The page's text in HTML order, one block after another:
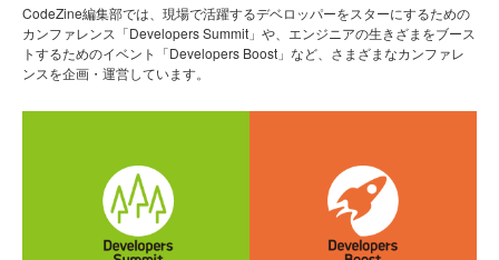
CodeZine編集部では、現場で活躍するデベロッパーをスターにするための
カンファレンス「Developers Summit」や、エンジニアの生きざまをブース
トするためのイベント「Developers Boost」など、さまざまなカンファレ
ンスを企画・運営しています。